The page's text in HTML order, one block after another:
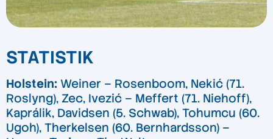
STATISTIK
Holstein: Weiner – Rosenboom, Nekić (71.
Roslyng), Zec, Ivezić – Meffert (71. Niehoff),
Kaprálik, Davidsen (5. Schwab), Tohumcu (60.
Ugoh), Therkelsen (60. Bernhardsson) –